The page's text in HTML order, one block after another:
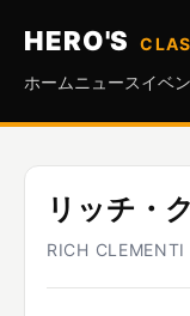
HERO'S
ホーム ニュースイベ
リッチ・
RICH CLEMENTI